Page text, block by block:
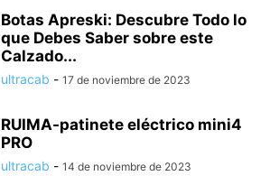
Botas Apreski: Descubre Todo lo
que Debes Saber sobre este
Calzado...
ultracab - 17 de noviembre de 2023
RUIMA-patinete eléctrico mini4
PRO
ultracab - 14 de noviembre de 2023